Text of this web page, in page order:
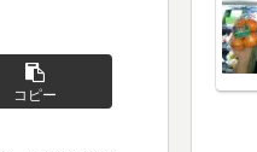
コピー